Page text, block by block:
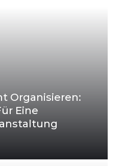
Organisieren:
Eine